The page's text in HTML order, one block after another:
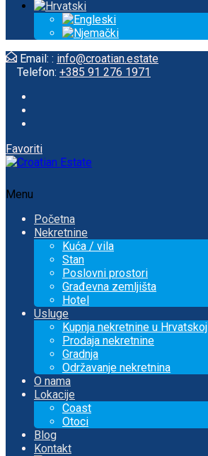
Email: : info@croatian.estate
Telefon: +385 91 276 1971
Favoriti
Menu
Početna
Nekretnine
Kuća / vila
Stan
Poslovni prostori
Građevna zemljišta
Hotel
Usluge
Kupnja nekretnine u Hrvatskoj
Prodaja nekretnine
Gradnja
Održavanje nekretnina
O nama
Lokacije
Coast
Otoci
Blog
Kontakt